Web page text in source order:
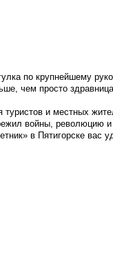
по крупнейшему
чем просто здравница
туристов и местных
войны, революцию
в Пятигорске вас